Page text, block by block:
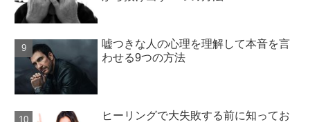
嘘つきな人の心理を理解して本音を言
わせる9つの方法
ヒーリングで大失敗する前に知ってお